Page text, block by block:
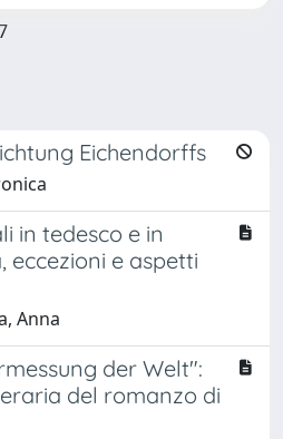
Eichendorffs
in tedesco e in
eccezioni e aspetti
Anna
der Welt":
del romanzo di